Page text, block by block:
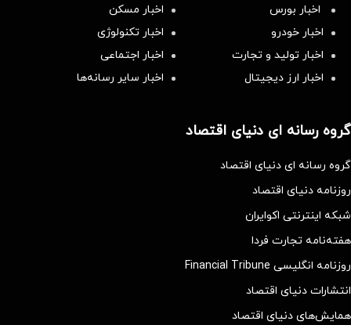
اخبار بورس
اخبار مسکن
اخبار خودرو
اخبار تکنولوژی
اخبار تولید و تجارت
اخبار اجتماعی
اخبار ارز دیجیتال
اخبار سایر رسانه‌‌ها
گروه رسانه ای دنیای اقتصاد
گروه رسانه ای دنیای اقتصاد
روزنامه دنیای اقتصاد
شبکه اینترنتی اکوایران
هفته‌نامه تجارت فردا
روزنامه انگلیسی Financial Tribune
انتشارات دنیای اقتصاد
همایش‌های دنیای اقتصاد